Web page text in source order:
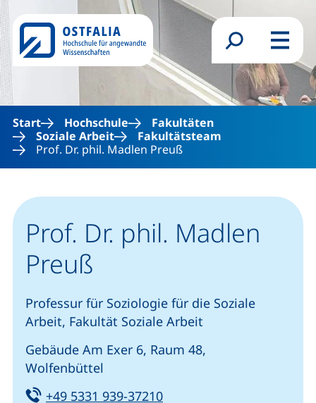
Direkt zum Inhalt
Suchformular
Menü
Start Hochschule
Fakultäten
Soziale Arbeit
Fakultätsteam
Prof. Dr. phil. Madlen Preuß
Prof. Dr. phil. Madlen
Preuß
Professur für Soziologie für die Soziale
Arbeit, Fakultät Soziale Arbeit
Gebäude Am Exer 6, Raum 48,
Wolfenbüttel
Tel:
+49 5331 939-37210(startet einen